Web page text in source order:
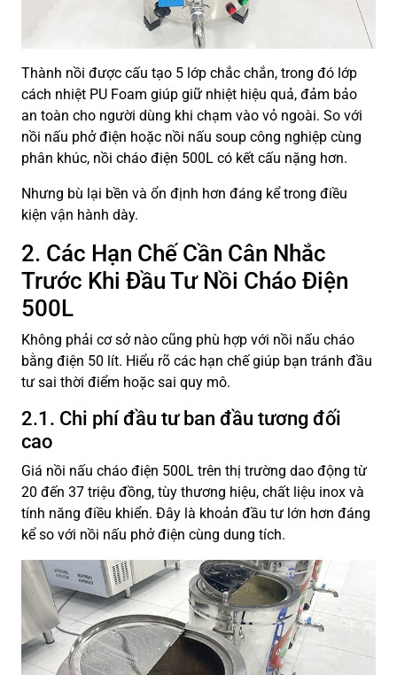
Thành nồi được cấu tạo 5 lớp chắc chắn, trong đó lớp
cách nhiệt PU Foam giúp giữ nhiệt hiệu quả, đảm bảo
an toàn cho người dùng khi chạm vào vỏ ngoài. So với
nồi nấu phở điện hoặc nồi nấu soup công nghiệp cùng
phân khúc, nồi cháo điện 500L có kết cấu nặng hơn.
Nhưng bù lại bền và ổn định hơn đáng kể trong điều
kiện vận hành dày.
2. Các Hạn Chế Cần Cân Nhắc
Trước Khi Đầu Tư Nồi Cháo Điện
500L
Không phải cơ sở nào cũng phù hợp với nồi nấu cháo
bằng điện 50 lít. Hiểu rõ các hạn chế giúp bạn tránh đầu
tư sai thời điểm hoặc sai quy mô.
2.1. Chi phí đầu tư ban đầu tương đối
cao
Giá nồi nấu cháo điện 500L trên thị trường dao động từ
20 đến 37 triệu đồng, tùy thương hiệu, chất liệu inox và
tính năng điều khiển. Đây là khoản đầu tư lớn hơn đáng
kể so với nồi nấu phở điện cùng dung tích.